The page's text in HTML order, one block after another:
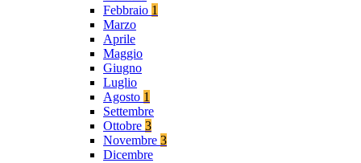
Febbraio 1
Marzo
Aprile
Maggio
Giugno
Luglio
Agosto 1
Settembre
Ottobre 3
Novembre 3
Dicembre